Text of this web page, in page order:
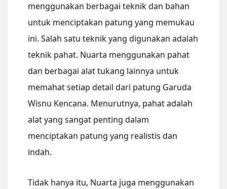
menggunakan berbagai teknik dan bahan
untuk menciptakan patung yang memukau
ini. Salah satu teknik yang digunakan adalah
teknik pahat. Nuarta menggunakan pahat
dan berbagai alat tukang lainnya untuk
memahat setiap detail dari patung Garuda
Wisnu Kencana. Menurutnya, pahat adalah
alat yang sangat penting dalam
menciptakan patung yang realistis dan
indah.
Tidak hanya itu, Nuarta juga menggunakan